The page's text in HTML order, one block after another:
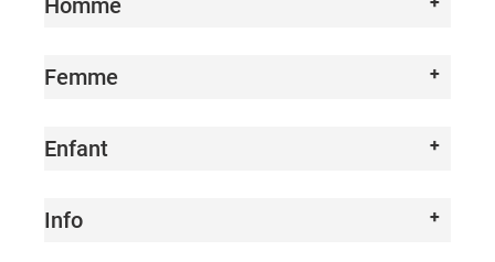
Homme
Femme
Enfant
Info